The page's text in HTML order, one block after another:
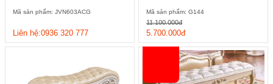
Mã sản phẩm: JVN603ACG
Liên hệ:0936 320 777
Mã sản phẩm: G144
5.700.000đ
11.100.000đ